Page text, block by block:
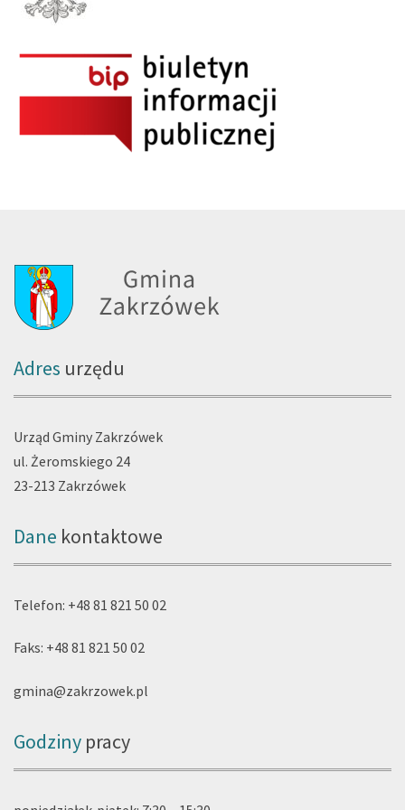
Adres urzędu
Urząd Gminy Zakrzówek
ul. Żeromskiego 24
23-213 Zakrzówek
Dane kontaktowe
Telefon: +48 81 821 50 02
Faks: +48 81 821 50 02
gmina@zakrzowek.pl
Godziny pracy